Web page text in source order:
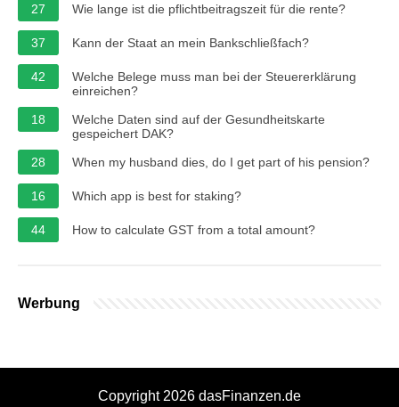
27 Wie lange ist die pflichtbeitragszeit für die rente?
37 Kann der Staat an mein Bankschließfach?
42
Welche Belege muss man bei der Steuererklärung
einreichen?
18
Welche Daten sind auf der Gesundheitskarte
gespeichert DAK?
28
When my husband dies, do I get part of his pension?
16 Which app is best for staking?
44 How to calculate GST from a total amount?
Werbung
Copyright 2026 dasFinanzen.de